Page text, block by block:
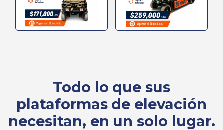
Todo lo que sus
plataformas de elevación
necesitan, en un solo lugar.